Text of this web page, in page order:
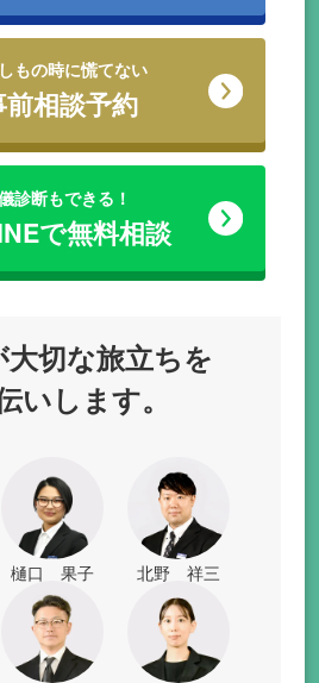
もの時に慌てない
前相談予約
診断もできる！
で無料相談
大切な旅立ちを
いします。
樋口 果子 北野 祥三